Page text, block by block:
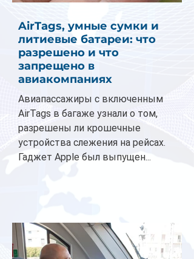
AirTags, умные сумки и
литиевые батареи: что
разрешено и что
запрещено в
авиакомпаниях
Авиапассажиры с включенным
AirTags в багаже узнали о том,
разрешены ли крошечные
устройства слежения на рейсах.
Гаджет Apple был выпущен...